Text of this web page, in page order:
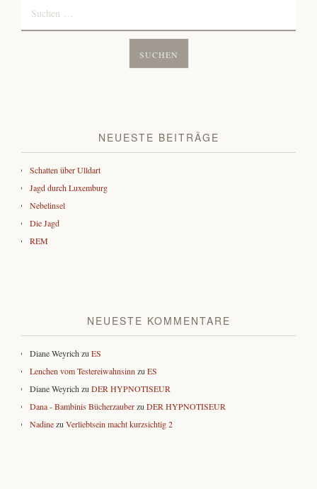
NEUESTE BEITRÄGE
Schatten über Ulldart
Jagd durch Luxemburg
Nebelinsel
Die Jagd
REM
NEUESTE KOMMENTARE
Diane Weyrich zu ES
Lenchen vom Testereiwahnsinn zu ES
Diane Weyrich zu DER HYPNOTISEUR
Dana - Bambinis Bücherzauberzu DER HYPNOTISEUR
Nadinezu Verliebtsein macht kurzsichtig 2